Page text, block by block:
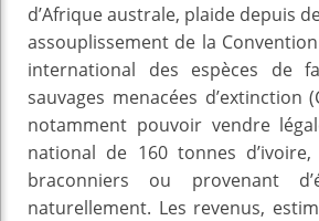
d’Afrique australe, plaide depuis
assouplissement de la
international des espèces de
sauvages menacées d’extinction
notamment pouvoir vendre
national de 160 tonnes
braconniers ou provenant
naturellement. Les revenus,